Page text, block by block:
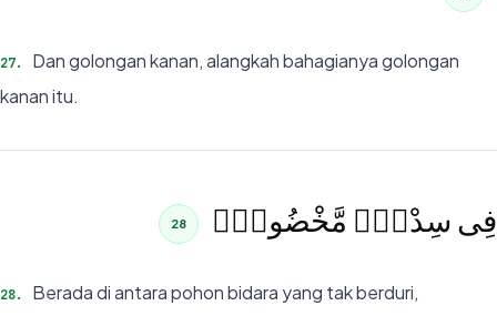
27.
Dan golongan kanan, alangkah bahagianya golongan
kanan itu.
فِى سِدْرٍۢ مَّخْضُودٍۢ 28
28. Berada di antara pohon bidara yang tak berduri,